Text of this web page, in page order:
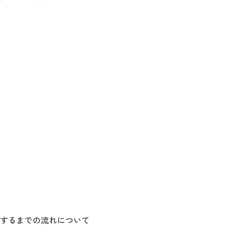
るまでの流れについて